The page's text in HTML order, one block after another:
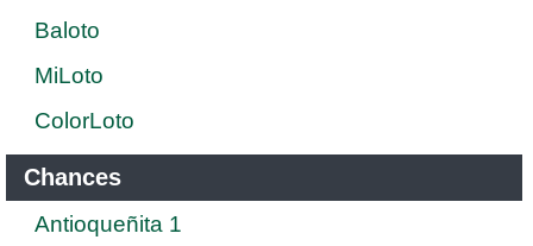
Baloto
MiLoto
ColorLoto
Chances
Antioqueñita 1